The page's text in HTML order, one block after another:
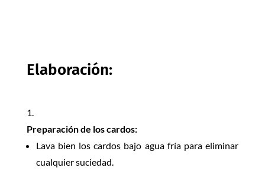
Elaboración:
Preparación de los cardos:
Lava bien los cardos bajo agua fría para eliminar
cualquier suciedad.